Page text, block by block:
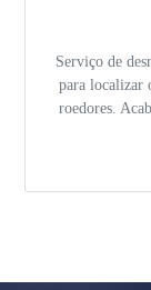
Serviço de
para localizar
roedores.